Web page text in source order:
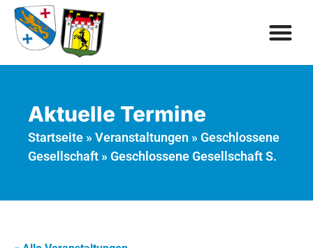
Aktuelle Termine
Startseite » Veranstaltungen » Geschlossene
Gesellschaft » Geschlossene Gesellschaft S.